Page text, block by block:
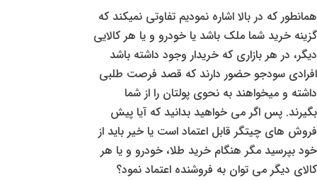
همانطور که در بالا اشاره نمودیم تفاوتی نمیکند که
گزینه خرید شما ملک باشد یا خودرو و یا هر کالایی
دیگر، در هر بازاری که خریدار وجود داشته باشد
افرادی سودجو حضور دارند که قصد فرصت طلبی
داشته و میخواهند به نحوی پولتان را از شما
بگیرند. پس اگر می خواهید بدانید که آیا پیش
فروش های چیتگر قابل اعتماد است یا خیر باید از
خود بپرسید مگر هنگام خرید طلا، خودرو و یا هر
کالای دیگر می توان به فروشنده اعتماد نمود؟